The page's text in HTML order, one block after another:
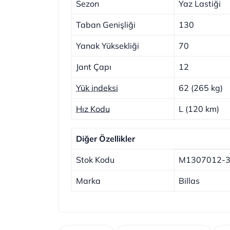
Sezon Yaz Lastiği
Taban Genişliği 130
Yanak Yüksekliği 70
Jant Çapı 12
Yük indeksi 62 (265 kg)
Hız Kodu L (120 km)
Diğer Özellikler
Stok Kodu M1307012-
Marka Billas